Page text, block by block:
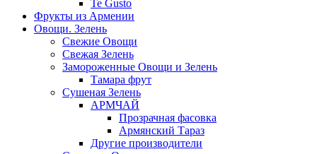
Te Gusto
Фрукты из Армении
Овощи. Зелень
Свежие Овощи
Свежая Зелень
Замороженные Овощи и Зелень
Тамара фрут
Сушеная Зелень
АРМЧАЙ
Прозрачная фасовка
Армянский Тараз
Другие производители